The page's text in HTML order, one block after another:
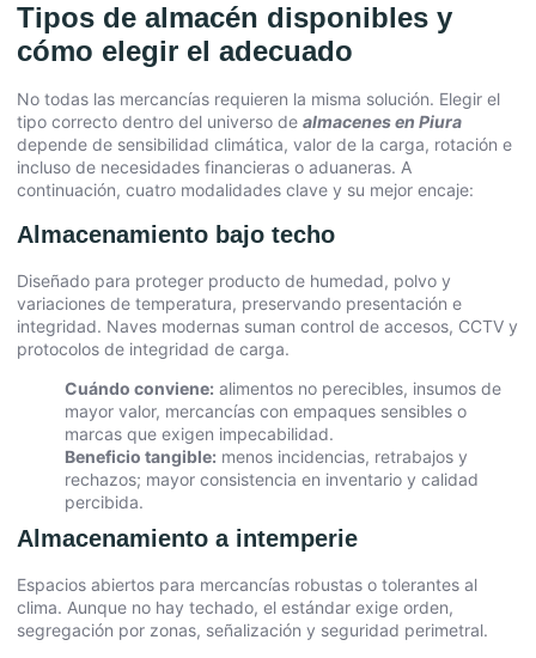
Tipos de almacén disponibles y
cómo elegir el adecuado
No todas las mercancías requieren la misma solución. Elegir el
tipo correcto dentro del universo de almacenes en Piura
depende de sensibilidad climática, valor de la carga, rotación e
incluso de necesidades financieras o aduaneras. A
continuación, cuatro modalidades clave y su mejor encaje:
Almacenamiento bajo techo
Diseñado para proteger producto de humedad, polvo y
variaciones de temperatura, preservando presentación e
integridad. Naves modernas suman control de accesos, CCTV y
protocolos de integridad de carga.
Cuándo conviene: alimentos no perecibles, insumos de
mayor valor, mercancías con empaques sensibles o
marcas que exigen impecabilidad.
Beneficio tangible: menos incidencias, retrabajos y
rechazos; mayor consistencia en inventario y calidad
percibida.
Almacenamiento a intemperie
Espacios abiertos para mercancías robustas o tolerantes al
clima. Aunque no hay techado, el estándar exige orden,
segregación por zonas, señalización y seguridad perimetral.